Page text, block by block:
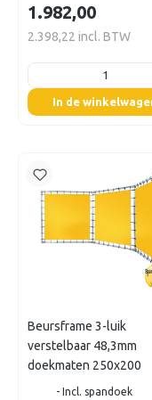
1.982,00
2.398,22 incl. BTW
listing.boxQuantity
In de
Beursframe 3-luik
verstelbaar 48,3mm
doekmaten 250x200
- Incl. spandoek